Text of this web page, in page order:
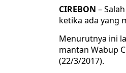
CIREBON –
ketika ada yang
Menurutnya ini
mantan Wabup
(22/3/2017).